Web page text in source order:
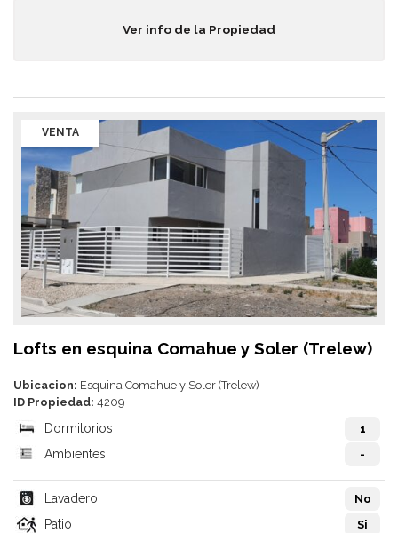
Ver info de la Propiedad
VENTA
Lofts en esquina Comahue y Soler (Trelew)
Ubicacion: Esquina Comahue y Soler (Trelew)
ID Propiedad: 4209
Dormitorios 1
Ambientes -
Lavadero No
Patio Si